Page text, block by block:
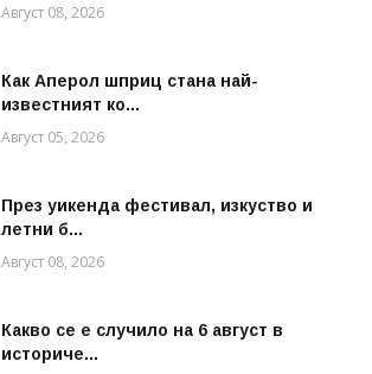
Август 08, 2026
Как Аперол шприц стана най-
известният ко...
Август 05, 2026
През уикенда фестивал, изкуство и
летни б...
Август 08, 2026
Какво се е случило на 6 август в
историче...